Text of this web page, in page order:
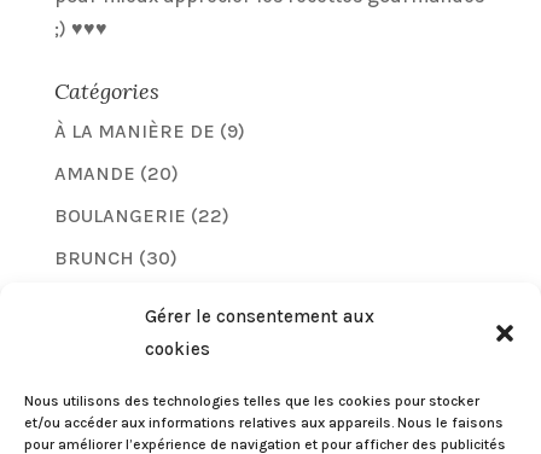
Gérer le consentement aux
cookies
Nous utilisons des technologies telles que les cookies pour stocker
et/ou accéder aux informations relatives aux appareils. Nous le faisons
pour améliorer l’expérience de navigation et pour afficher des publicités
;) ♥♥♥
Catégories
À LA MANIÈRE DE (9)
AMANDE (20)
BOULANGERIE (22)
BRUNCH (30)
CHOCOLAT(25)
COQUETTERIES(24)